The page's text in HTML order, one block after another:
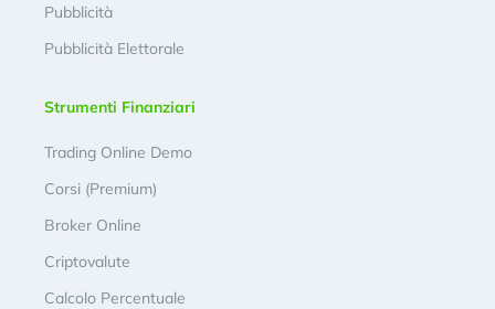
Pubblicità
Pubblicità Elettorale
Strumenti Finanziari
Trading Online Demo
Corsi (Premium)
Broker Online
Criptovalute
Calcolo Percentuale